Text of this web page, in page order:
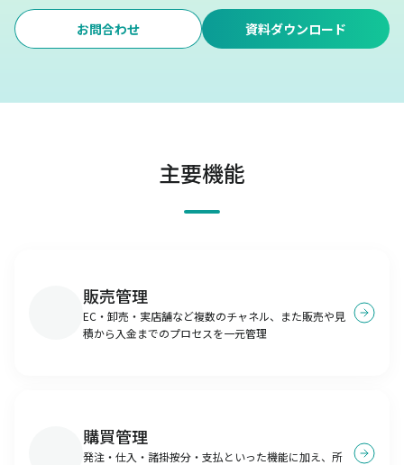
お問合わせ 資料ダウンロード
主要機能
販売管理
EC・卸売・実店舗など複数のチャネル、また販売や見
積から入金までのプロセスを一元管理
購買管理
発注・仕入・諸掛按分・支払といった機能に加え、所